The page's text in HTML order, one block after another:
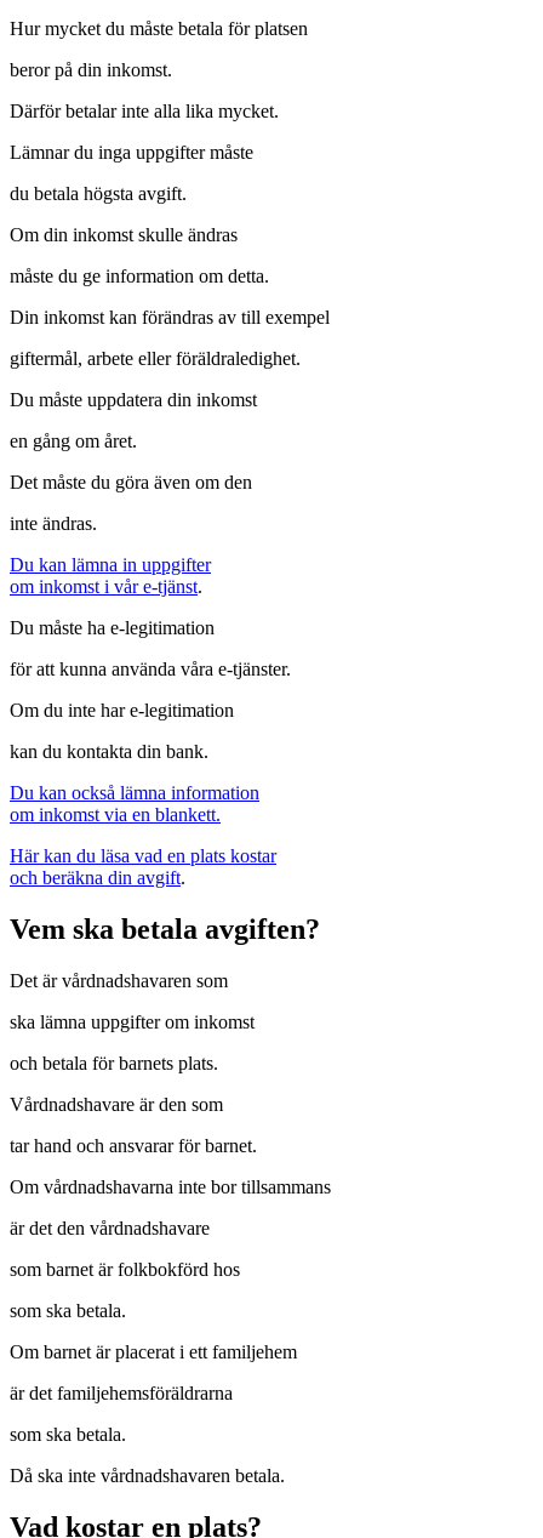
Hur mycket du måste betala för platsen
beror på din inkomst.
Därför betalar inte alla lika mycket.
Lämnar du inga uppgifter måste
du betala högsta avgift.
Om din inkomst skulle ändras
måste du ge information om detta.
Din inkomst kan förändras av till exempel
giftermål, arbete eller föräldraledighet.
Du måste uppdatera din inkomst
en gång om året.
Det måste du göra även om den
inte ändras.
Du kan lämna in uppgifter
om inkomst i vår e-tjänst.
Du måste ha e-legitimation
för att kunna använda våra e-tjänster.
Om du inte har e-legitimation
kan du kontakta din bank.
Du kan också lämna information
om inkomst via en blankett.
Här kan du läsa vad en plats kostar
och beräkna din avgift.
Vem ska betala avgiften?
Det är vårdnadshavaren som
ska lämna uppgifter om inkomst
och betala för barnets plats.
Vårdnadshavare är den som
tar hand och ansvarar för barnet.
Om vårdnadshavarna inte bor tillsammans
är det den vårdnadshavare
som barnet är folkbokförd hos
som ska betala.
Om barnet är placerat i ett familjehem
är det familjehemsföräldrarna
som ska betala.
Då ska inte vårdnadshavaren betala.
Vad kostar en plats?